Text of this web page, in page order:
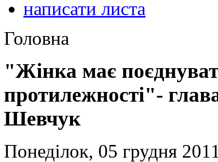
написати листа
Головна
"Жінка має
протилежності"-
Шевчук
Понеділок, 05 грудня